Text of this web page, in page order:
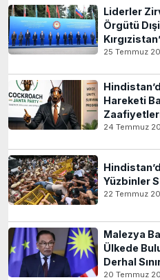
Liderler
Örgütü
25 Temmuz
Hareketi
24 Temmuz
Yüzbinler
22 Temmuz
Malezya
Ülkede
Derhal
20 Temmuz